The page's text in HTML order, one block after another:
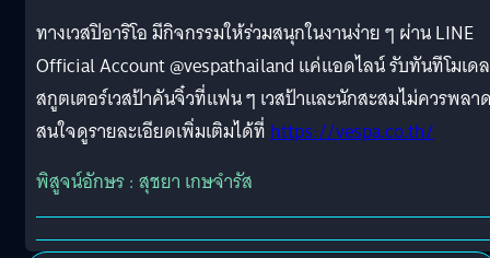
ทางเวสปิอาริโอ มีกิจกรรมให้ร่วมสนุกในงานง่าย ๆ ผ่าน LINE
Official Account @vespathailand แค่แอดไลน์ รับทันทีโมเดล
สกูตเตอร์เวสป้าคันจิ๋วที่แฟน ๆ เวสป้าและนักสะสมไม่ควรพลา
สนใจดูรายละเอียดเพิ่มเติมได้ที่https://vespa.co.th/
พิสูจน์อักษร : สุชยา เกษจำรัส